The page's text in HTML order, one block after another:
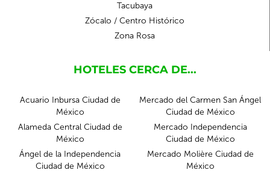
Tacubaya
Zócalo / Centro Histórico
Zona Rosa
HOTELES CERCA DE...
Acuario Inbursa Ciudad de
México
Alameda Central Ciudad de
México
Ángel de la Independencia
Ciudad de México
Mercado del Carmen San Ángel
Ciudad de México
Mercado Independencia
Ciudad de México
Mercado Molière Ciudad de
México